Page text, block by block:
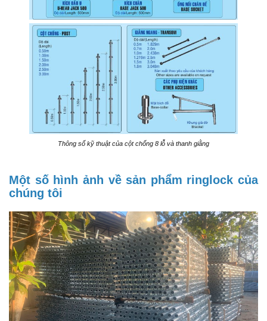
Thông số kỹ thuật của cột chống 8 lỗ và thanh giằng
Một số hình ảnh về sản phẩm ringlock của
chúng tôi